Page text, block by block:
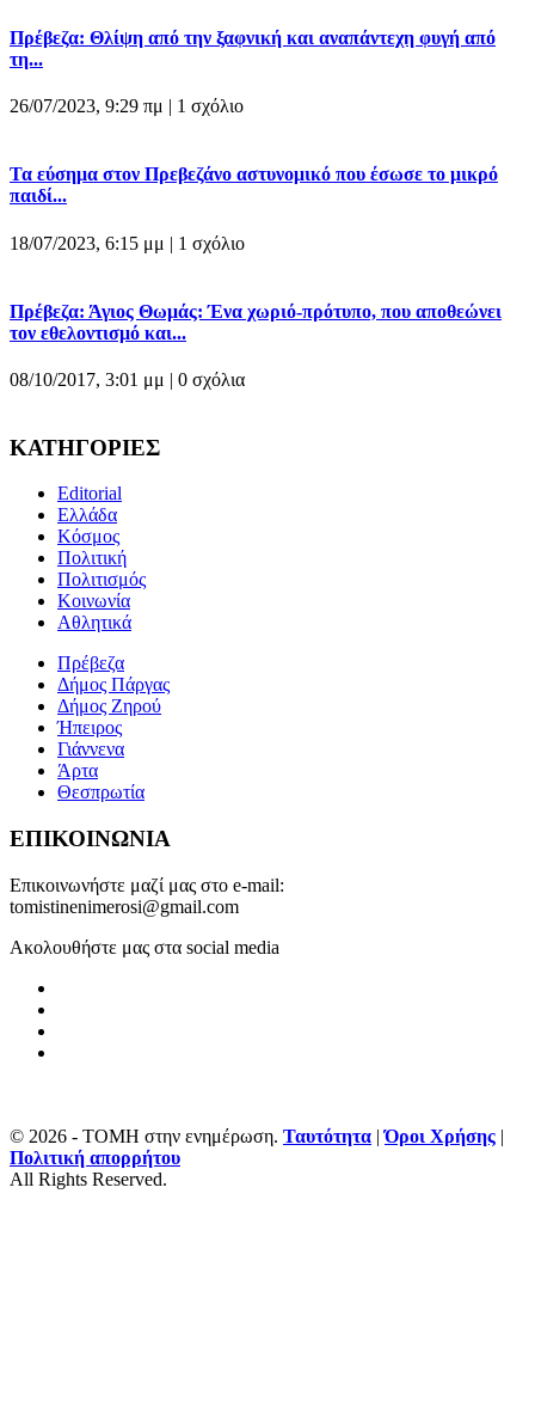
Πρέβεζα: Θλίψη από την ξαφνική και αναπάντεχη φυγή από
τη...
26/07/2023, 9:29 πμ | 1 σχόλιο
Τα εύσημα στον Πρεβεζάνο αστυνομικό που έσωσε το μικρό
παιδί...
18/07/2023, 6:15 μμ | 1 σχόλιο
Πρέβεζα: Άγιος Θωμάς: Ένα χωριό-πρότυπο, που αποθεώνει
τον εθελοντισμό και...
08/10/2017, 3:01 μμ | 0 σχόλια
ΚΑΤΗΓΟΡΙΕΣ
Editorial
Ελλάδα
Κόσμος
Πολιτική
Πολιτισμός
Κοινωνία
Αθλητικά
Πρέβεζα
Δήμος Πάργας
Δήμος Ζηρού
Ήπειρος
Γιάννενα
Άρτα
Θεσπρωτία
ΕΠΙΚΟΙΝΩΝΙΑ
Επικοινωνήστε μαζί μας στο e-mail:
tomistinenimerosi@gmail.com
Ακολουθήστε μας στα social media
© 2026 - ΤΟΜΗ στην ενημέρωση. Ταυτότητα |Όροι Χρήσης |
Πολιτική απορρήτου
All Rights Reserved.